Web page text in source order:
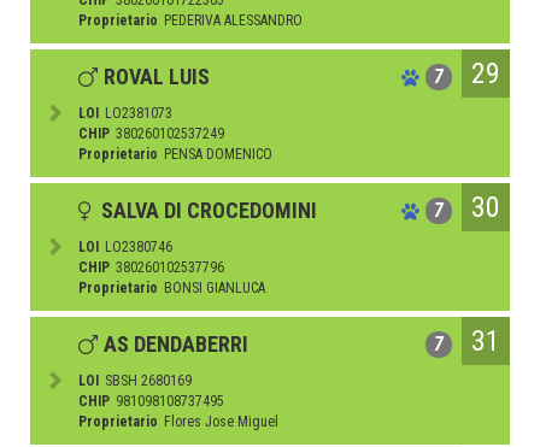
Proprietario PEDERIVA ALESSANDRO
ROVAL LUIS 7 29
LOI
LO2381073
CHIP 380260102537249
Proprietario PENSA DOMENICO
SALVA DI CROCEDOMINI 7 30
LOI
LO2380746
CHIP 380260102537796
Proprietario BONSI GIANLUCA
AS DENDABERRI 7 31
LOI
SBSH 2680169
CHIP 981098108737495
Proprietario Flores Jose Miguel